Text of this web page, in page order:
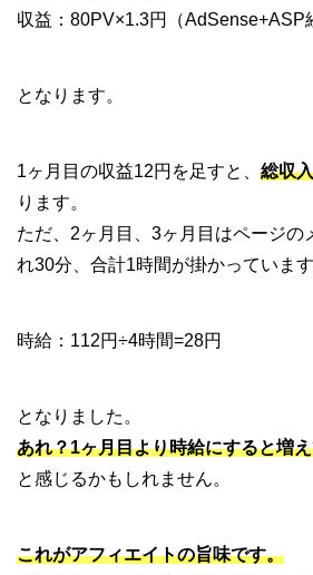
収益：80PV×1.3円（AdSense+ASP
となります。
1ヶ月目の収益12円を足すと、 総収
ります。
ただ、2ヶ月目、3ヶ月目はページの
れ30分、合計1時間が掛かっています
時給：112円÷4時間=28円
となりました。
あれ？1ヶ月目より時給にすると増
と感じるかもしれません。
これがアフィエイトの旨味です。